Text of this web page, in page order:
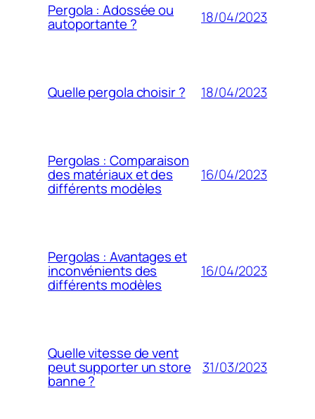
Pergola : Adossée ou
autoportante ? 18/04/2023
Quelle pergola choisir ? 18/04/2023
Pergolas : Comparaison
des matériaux et des
différents modèles
16/04/2023
Pergolas : Avantages et
inconvénients des
différents modèles
16/04/2023
Quelle vitesse de vent
peut supporter un store
banne ?
31/03/2023